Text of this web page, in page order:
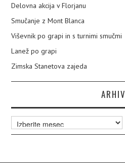
Delovna akcija v Florjanu
Smučanje z Mont Blanca
Viševnik po grapi in s turnimi smučmi
Lanež po grapi
Zimska Stanetova zajeda
ARHIV
Arhiv